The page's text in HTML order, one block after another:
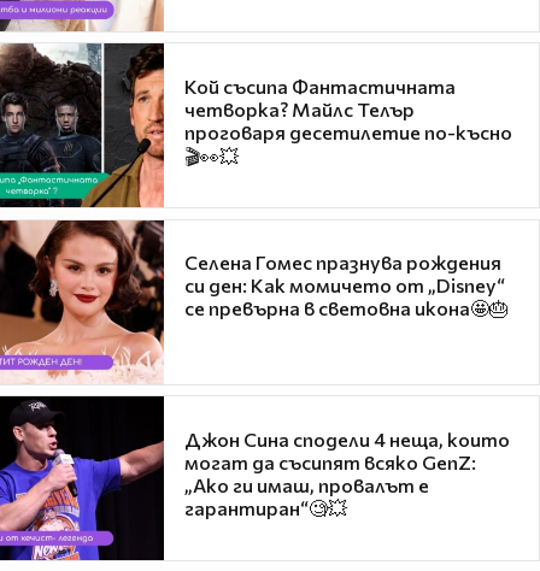
Кой съсипа Фантастичната
четворка? Майлс Телър
проговаря десетилетие по-късно
🎬👀💥
Селена Гомес празнува рождения
си ден: Как момичето от „Disney“
се превърна в световна икона🤩🎂
Джон Сина сподели 4 неща, които
могат да съсипят всяко GenZ:
„Ако ги имаш, провалът е
гарантиран“🧐💥